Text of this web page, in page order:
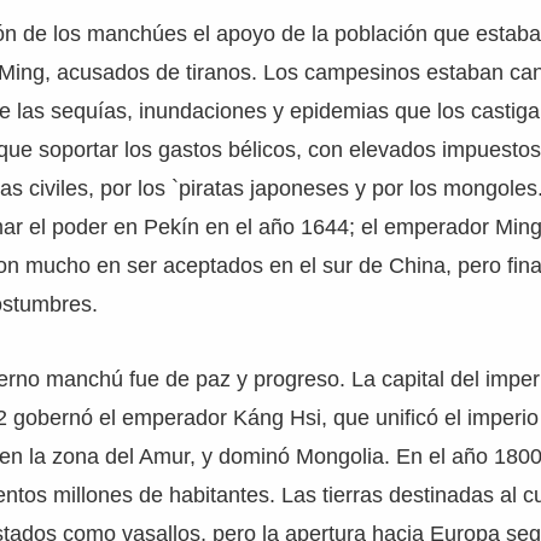
de los manchúes el apoyo de la población que
acusados de tiranos. Los campesinos estaban
las sequías, inundaciones y epidemias que los
soportar los gastos bélicos, con elevados
civiles, por los `piratas japoneses y por los
el poder en Pekín en el año 1644; el emperador
mucho en ser aceptados en el sur de China, pero
manchú fue de paz y progreso. La capital del
gobernó el emperador Káng Hsi, que unificó el
la zona del Amur, y dominó Mongolia. En el año
millones de habitantes. Las tierras destinadas al
como vasallos, pero la apertura hacia Europa